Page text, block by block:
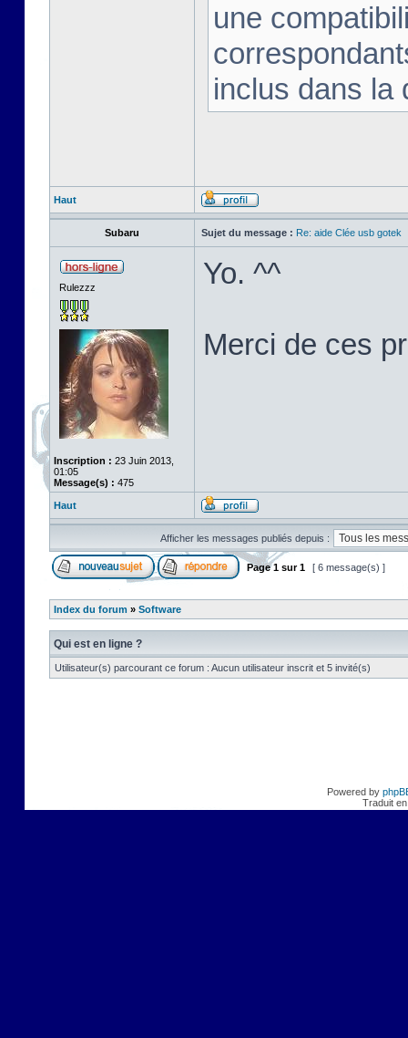
une
inclus dans la
Haut
Subaru Sujet du message : Re: aide Clée usb gotek
Rulezzz
Inscription : 23 Juin 2013,
01:05
Message(s) : 475
Yo. ^^
Merci de ces
Haut
Afficher les messages publiés depuis :
Page1 sur1 [ 6 message(s) ]
Index du forum » Software
Qui est en ligne ?
Utilisateur(s) parcourant ce forum : Aucun utilisateur inscrit et 5 invité(s)
Powered by
Traduit